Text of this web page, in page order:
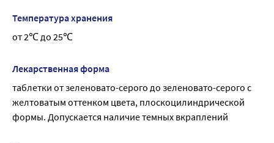
Содержащиеся в траве термопсиса алкалоиды (цитизин,
метилцитизин, пахикарпин, анагирин, термопсин,
термопсидин) оказывают возбуждающее действие на
Натрия гидрокарбонат стимулирует секрецию
бронхиальных желез, способствует снижению вязкости
мокроты.
Температура хранения
от 2℃ до 25℃
Лекарственная форма
таблетки от зеленовато-серого до зеленовато-серого с
желтоватым оттенком цвета, плоскоцилиндрической
формы. Допускается наличие темных вкраплений